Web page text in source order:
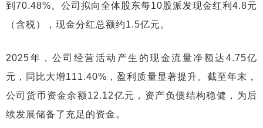
到70.48%。公司拟向全体股东每10股派发现金红利4.8元
（含税），现金分红总额约1.5亿元。
2025年，公司经营活动产生的现金流量净额达4.75亿
元，同比大增111.40%，盈利质量显著提升。截至年末，
公司货币资金余额12.12亿元，资产负债结构稳健，为后
续发展储备了充足的资金。